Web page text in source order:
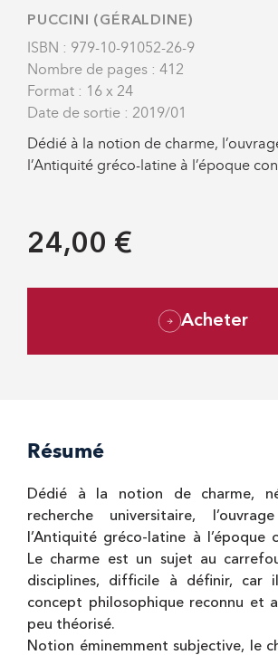
PUCCINI (GÉRALDINE)
ISBN : 979-10-91052-26-9
Nombre de pages : 412
Format : 16 x 24
Date de sortie : 2019/01
Dédié à la notion de charme,
l’Antiquité gréco-latine à l’époque
24,00 €
Acheter
Résumé
Dédié à la notion de charme,
recherche universitaire,
l’Antiquité gréco-latine à l’époque
Le charme est un sujet au
disciplines, difficile à définir, car
concept philosophique reconnu et
peu théorisé.
Notion éminemment subjective, le